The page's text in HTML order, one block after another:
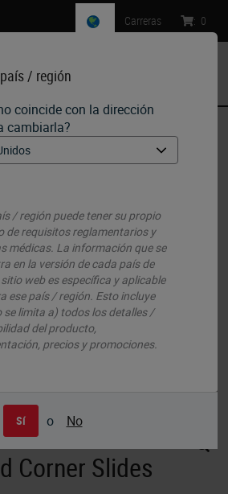
/ región
coincide con la dirección
cambiarla?
/ región puede tener su propio
de requisitos reglamentarios y
médicas. La información que se
en la versión de cada país de
web es específica y aplicable
ese país / región. Esto incluye
se limita a) todos los detalles /
del producto,
precios y promociones.
Sí o No
Carreras : 0
•
Corner Slides